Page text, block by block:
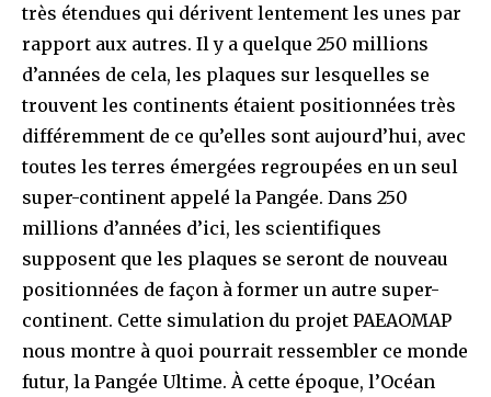
très étendues qui dérivent lentement les unes par
rapport aux autres. Il y a quelque 250 millions
d’années de cela, les plaques sur lesquelles se
trouvent les continents étaient positionnées très
différemment de ce qu’elles sont aujourd’hui, avec
toutes les terres émergées regroupées en un seul
super-continent appelé la Pangée. Dans 250
millions d’années d’ici, les scientifiques
supposent que les plaques se seront de nouveau
positionnées de façon à former un autre super-
continent. Cette simulation du projet PAEAOMAP
nous montre à quoi pourrait ressembler ce monde
futur, la Pangée Ultime. À cette époque, l’Océan